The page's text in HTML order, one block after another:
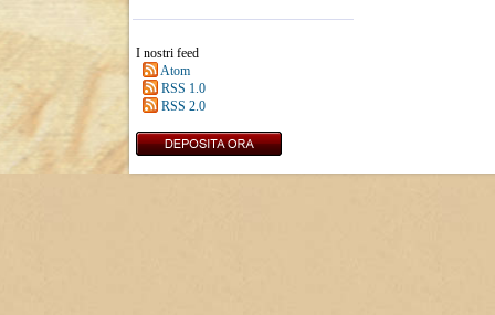
I nostri feed
Atom
RSS 1.0
RSS 2.0